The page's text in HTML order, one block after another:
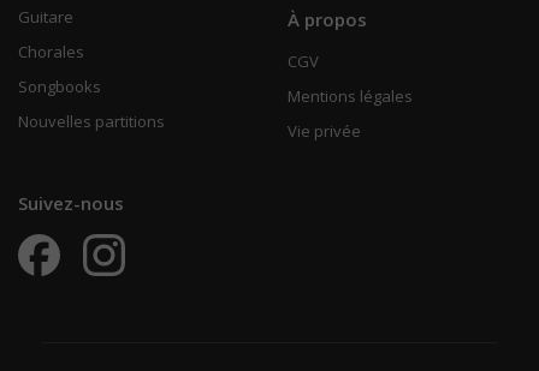
Guitare
Chorales
Songbooks
Nouvelles partitions
À propos
CGV
Mentions légales
Vie privée
Suivez-nous